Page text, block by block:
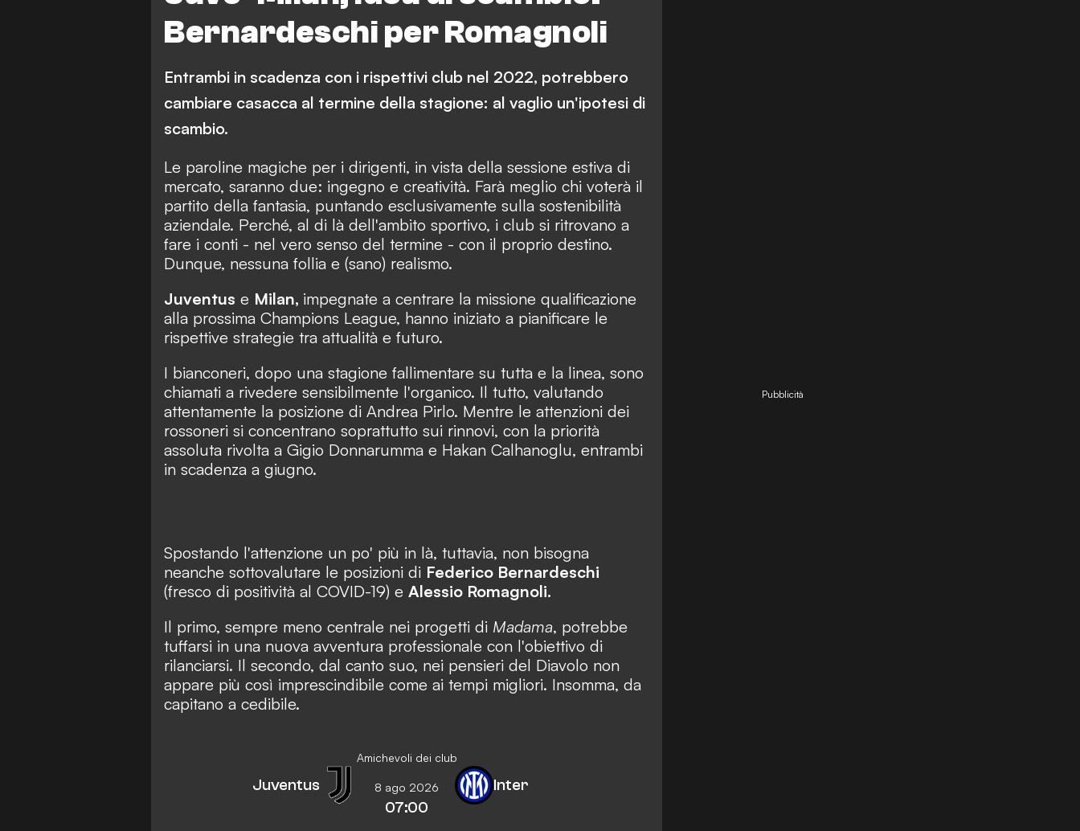
Bernardeschi per Romagnoli
Entrambi in scadenza con i rispettivi club nel 2022, potrebbero
cambiare casacca al termine della stagione: al vaglio un'ipotesi di
scambio.
Le paroline magiche per i dirigenti, in vista della sessione estiva di
mercato, saranno due: ingegno e creatività. Farà meglio chi voterà il
partito della fantasia, puntando esclusivamente sulla sostenibilità
aziendale. Perché, al di là dell'ambito sportivo, i club si ritrovano a
fare i conti - nel vero senso del termine - con il proprio destino.
Dunque, nessuna follia e (sano) realismo.
Juventus e Milan, impegnate a centrare la missione qualificazione
alla prossima Champions League, hanno iniziato a pianificare le
rispettive strategie tra attualità e futuro.
I bianconeri, dopo una stagione fallimentare su tutta e la linea, sono
chiamati a rivedere sensibilmente l'organico. Il tutto, valutando
attentamente la posizione di Andrea Pirlo. Mentre le attenzioni dei
rossoneri si concentrano soprattutto sui rinnovi, con la priorità
assoluta rivolta a Gigio Donnarumma e Hakan Calhanoglu, entrambi
in scadenza a giugno.
Spostando l'attenzione un po' più in là, tuttavia, non bisogna
neanche sottovalutare le posizioni di Federico Bernardeschi
(fresco di positività al COVID-19) e Alessio Romagnoli.
Il primo, sempre meno centrale nei progetti di Madama, potrebbe
tuffarsi in una nuova avventura professionale con l'obiettivo di
rilanciarsi. Il secondo, dal canto suo, nei pensieri del Diavolo non
appare più così imprescindibile come ai tempi migliori. Insomma, da
capitano a cedibile.
Amichevoli dei club
Juventus 8 ago 2026
07:00
Inter
Pubblicità